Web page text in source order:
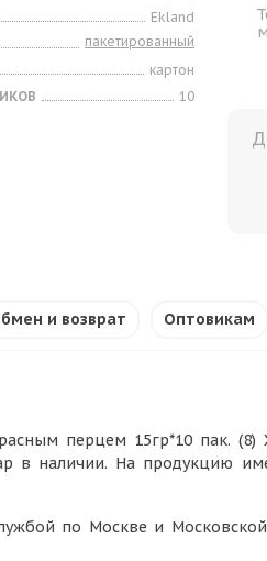
Ekland
пакетированный
картон
10
и возврат Оптовикам
перцем 15гр*10 пак. (8)
в наличии. На продукцию
по Москве и